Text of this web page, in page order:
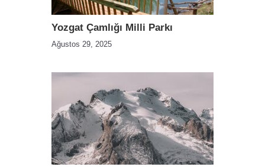
Yozgat Çamlığı Milli Parkı
Ağustos 29, 2025